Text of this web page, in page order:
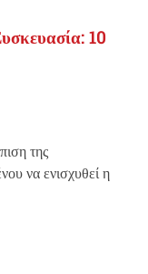
10
της
να ενισχυθεί η